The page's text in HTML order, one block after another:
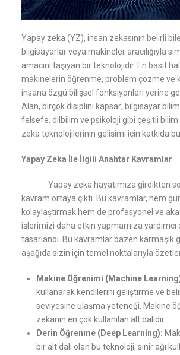
Yapay zeka (YZ), insan zekasının belirli
bilgisayarlar veya makineler aracılığıyla
amacını taşıyan bir teknolojidir. En basit
makinelerin öğrenme, problem çözme ve
insana özgü bilişsel fonksiyonları yerine
Alan, birçok disiplini kapsar; bilgisayar
felsefe, dilbilim ve psikoloji gibi çeşitli bilim
zeka teknolojilerinin gelişimi için katkıda
Yapay Zeka İle İlgili Anahtar Kavramlar
Yapay zeka hayatımıza girdikten
kavram ortaya çıktı. Bu kavramlar, hem
kolaylaştırmak hem de profesyonel ve
işlerimizi daha etkin yapmamıza yardımcı
tasarlandı. Bu kavramlar bazen karmaşık
aşağıda sizin için temel noktalarıyla
Makine Öğrenimi (Machine
kullanarak kendilerini geliştirme ve
seviyesine ulaşma yeteneği. Makine
zekanın en çok kullanılan alt dalıdır.
Derin Öğrenme (Deep Learning):
bir alt dalı olan bu teknoloji, sinir ağı